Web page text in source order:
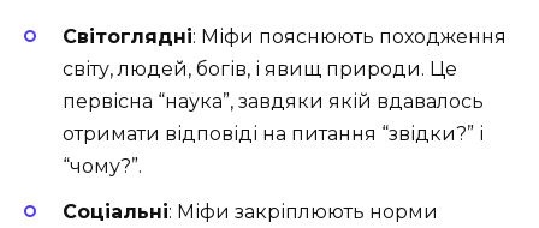
Світоглядні: Міфи пояснюють походження
світу, людей, богів, і явищ природи. Це
первісна “наука”, завдяки якій вдавалось
отримати відповіді на питання “звідки?” і
“чому?”.
Соціальні: Міфи закріплюють норми